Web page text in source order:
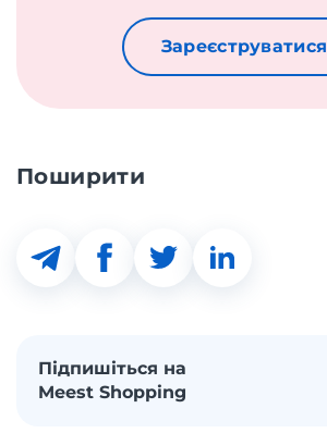
Зареєструватися
Поширити
Підпишіться на
Meest Shopping